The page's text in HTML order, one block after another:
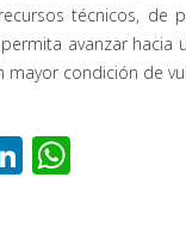
técnicos, de
avanzar hacia
mayor condición de
LinkedIn